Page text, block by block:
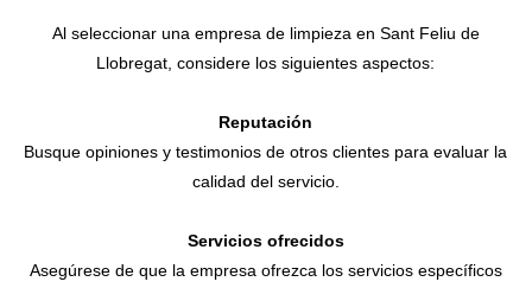
Al seleccionar una empresa de limpieza en Sant Feliu de
Llobregat, considere los siguientes aspectos:
Reputación
Busque opiniones y testimonios de otros clientes para evaluar la
calidad del servicio.
Servicios ofrecidos
Asegúrese de que la empresa ofrezca los servicios específicos